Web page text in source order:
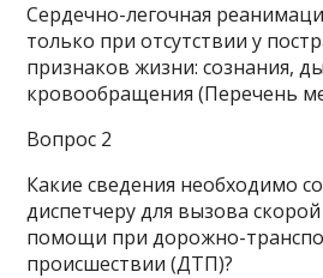
Сердечно-легочная
только при отсутствии у
признаков жизни: сознания,
кровообращения (Перечень
Вопрос 2
Какие сведения необходимо
диспетчеру для вызова
помощи при дорожно-
происшествии (ДТП)?